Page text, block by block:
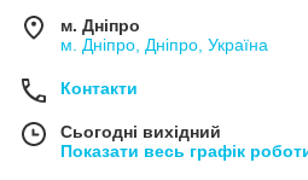
Компресорні автохолодильники
технології у компактному корпусі.
режимі охолодження, так і в
-20°C. Надійні компресори,
живлення, міцний корпус і
роблять ці холодильники
будь-яких умовах – від міських
м. Дніпро
м. Дніпро, Дніпро, Україна
Контакти
Сьогодні вихідний
Показати весь графік